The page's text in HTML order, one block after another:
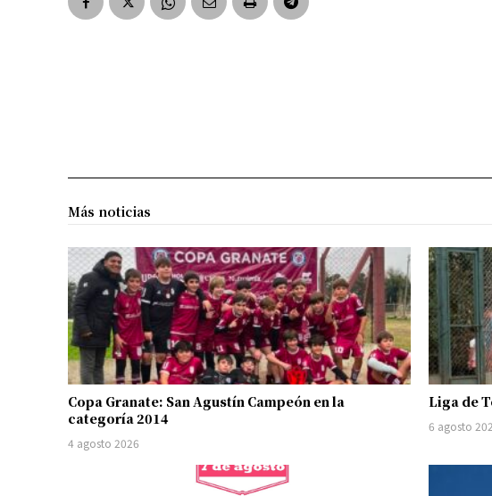
Más noticias
Copa Granate: San Agustín Campeón en la
categoría 2014
4 agosto 2026
Liga de
6 agosto